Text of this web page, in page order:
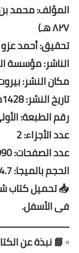
المؤلف: محمد
٨٢٧ هـ)
تحقيق: أحمد عزو
الناشر: مؤسسة
مكان النشر:
تاريخ النشر: 1428هـ ، 2007م
رقم الطبعة:
عدد الأجزاء: 2
عدد الصفحات: 1090
الحجم بالميجا: 24.7
📥 تحميل كتاب
فى الأسفل.
▫️ 📘 نبذة عن